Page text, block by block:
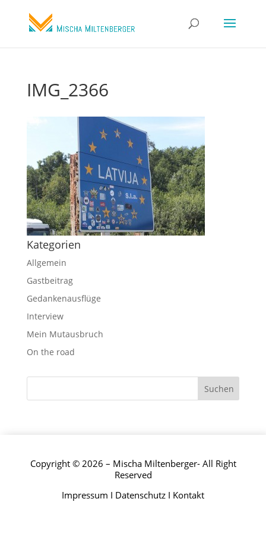
IMG_2366
Kategorien
Allgemein
Gastbeitrag
Gedankenausflüge
Interview
Mein Mutausbruch
On the road
Copyright © 2026 – Mischa Miltenberger- All Right
Reserved
Impressum I Datenschutz I Kontakt